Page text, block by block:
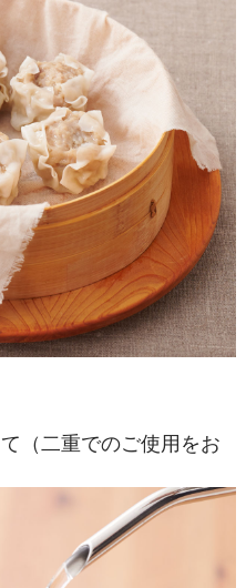
（二重でのご使用をお